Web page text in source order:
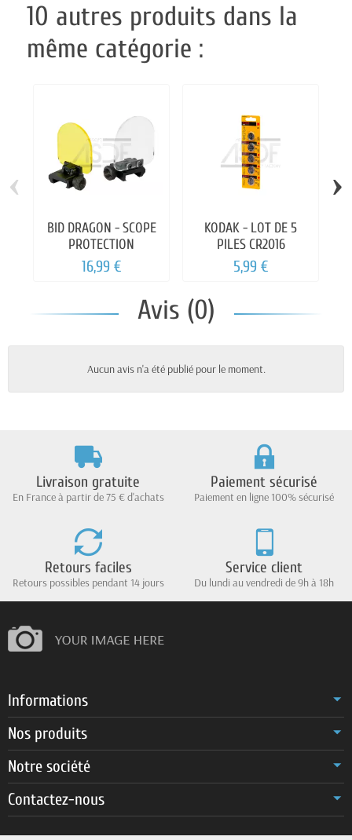
10 autres produits dans la
même catégorie :
BID DRAGON - SCOPE
PROTECTION
16,99 €
KODAK - LOT DE 5
PILES CR2016
5,99 €
‹ ›
Avis (0)
Aucun avis n'a été publié pour le moment.
Livraison gratuite
En France à partir de 75 € d'achats
Paiement sécurisé
Paiement en ligne 100% sécurisé
Retours faciles
Retours possibles pendant 14 jours
Service client
Du lundi au vendredi de 9h à 18h
Informations
Nos produits
Notre société
Contactez-nous